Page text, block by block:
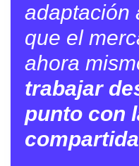
adaptación
que el
ahora
trabajar
punto con